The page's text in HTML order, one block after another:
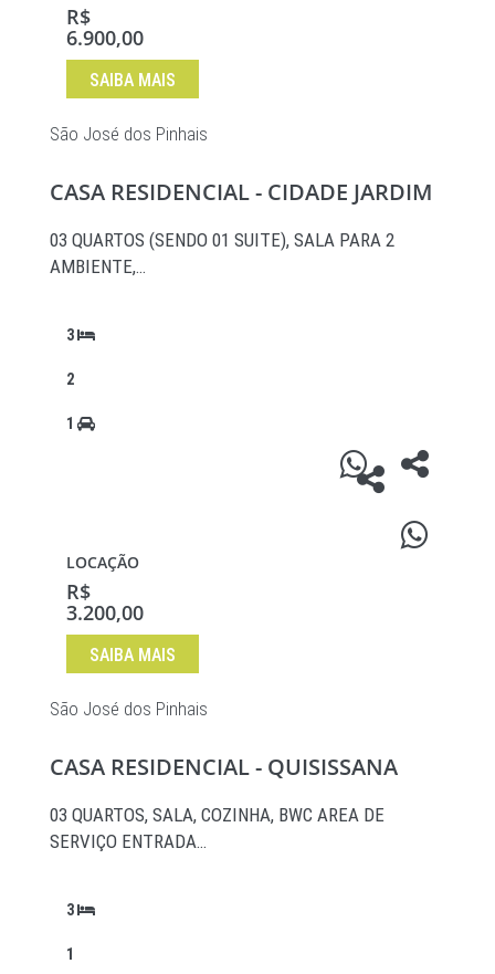
R$
6.900,00
SAIBA MAIS
São José dos Pinhais
CASA RESIDENCIAL - CIDADE JARDIM
03 QUARTOS (SENDO 01 SUITE), SALA PARA 2
AMBIENTE,…
3
2
1
LOCAÇÃO
R$
3.200,00
SAIBA MAIS
São José dos Pinhais
CASA RESIDENCIAL - QUISISSANA
03 QUARTOS, SALA, COZINHA, BWC AREA DE
SERVIÇO ENTRADA…
3
1